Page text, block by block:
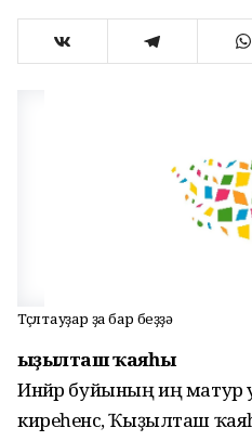
Төҫлө тауҙар ҙа бар беҙҙә
Ҡыҙылташ ҡаяһы
Инйәр буйының иң матур
киреһенсә, Ҡыҙылташ